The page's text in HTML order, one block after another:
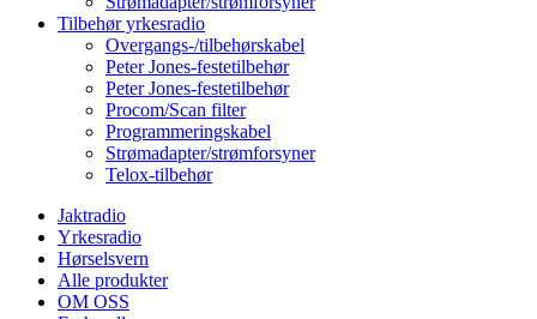
Tilbehør yrkesradio
Overgangs-/tilbehørskabel
Peter Jones-festetilbehør
Peter Jones-festetilbehør
Procom/Scan filter
Programmeringskabel
Strømadapter/strømforsyner
Telox-tilbehør
Jaktradio
Yrkesradio
Hørselsvern
Alle produkter
OM OSS